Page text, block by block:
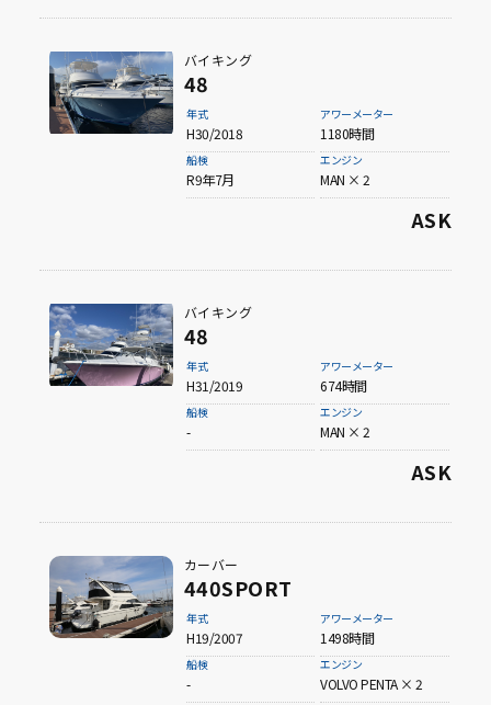
バイキング
48
年式
H30/2018
アワーメーター
1180時間
船検
R9年7月
エンジン
MAN × 2
ASK
バイキング
48
年式
H31/2019
アワーメーター
674時間
船検
-
エンジン
MAN × 2
ASK
カーバー
440SPORT
年式
H19/2007
アワーメーター
1498時間
船検
-
エンジン
VOLVO PENTA × 2